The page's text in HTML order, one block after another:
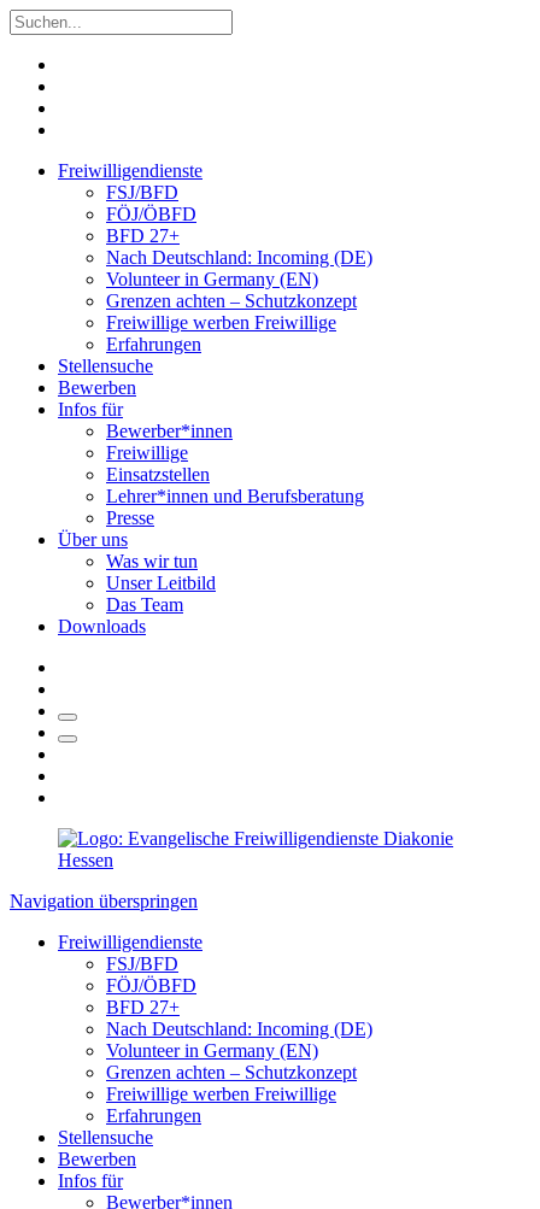
Freiwilligendienste
FSJ/BFD
FÖJ/ÖBFD
BFD 27+
Nach Deutschland: Incoming (DE)
Volunteer in Germany (EN)
Grenzen achten – Schutzkonzept
Freiwillige werben Freiwillige
Erfahrungen
Stellensuche
Bewerben
Infos für
Bewerber*innen
Freiwillige
Einsatzstellen
Lehrer*innen und Berufsberatung
Presse
Über uns
Was wir tun
Unser Leitbild
Das Team
Downloads
Navigation überspringen
Freiwilligendienste
FSJ/BFD
FÖJ/ÖBFD
BFD 27+
Nach Deutschland: Incoming (DE)
Volunteer in Germany (EN)
Grenzen achten – Schutzkonzept
Freiwillige werben Freiwillige
Erfahrungen
Stellensuche
Bewerben
Infos für
Bewerber*innen